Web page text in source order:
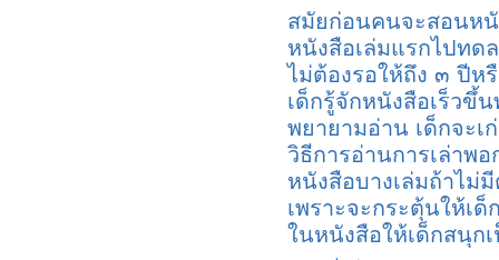
สมัยก่อนคนจะสอนหนั
หนังสือเล่มแรกไปทด
ไม่ต้องรอให้ถึง ๓ ปีห
เด็กรู้จักหนังสือเร็วขึ้
พยายามอ่าน เด็กจะเ
วิธีการอ่านการเล่าพ
หนังสือบางเล่มถ้าไม่
เพราะจะกระตุ้นให้เ
ในหนังสือให้เด็กสนุก